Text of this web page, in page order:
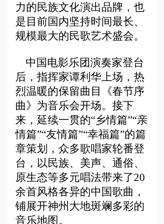
力的民族文化演出品牌，也
是目前国内坚持时间最长、
规模最大的民歌艺术盛会。
中国电影乐团演奏家登台
后，指挥家谭利华上场，热
烈温暖的保留曲目《春节序
曲》为音乐会开场。接下
来，延续一贯的“乡情篇”“亲
情篇”“友情篇”“幸福篇”的篇
章策划，众多歌唱家轮番登
台，以民族、美声、通俗、
原生态等多元唱法带来了20
余首风格各异的中国歌曲，
铺展开神州大地斑斓多彩的
音乐地图。